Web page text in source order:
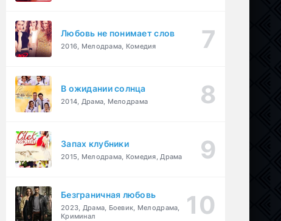
Любовь не понимает слов
2016, Мелодрама, Комедия
В ожидании солнца
2014, Драма, Мелодрама
Запах клубники
2015, Мелодрама, Комедия, Драма
Безграничная любовь
2023, Драма, Боевик, Мелодрама,
Криминал